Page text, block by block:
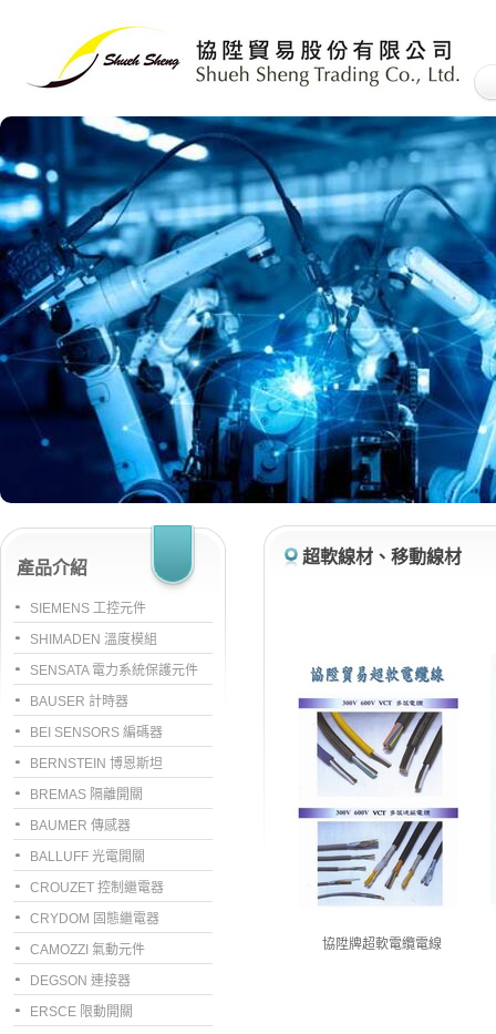
產品介紹
SIEMENS 工控元件
SHIMADEN 溫度模組
SENSATA 電力系統保護元件
BAUSER 計時器
BEI SENSORS 編碼器
BERNSTEIN 博恩斯坦
BREMAS 隔離開關
BAUMER 傳感器
BALLUFF 光電開關
CROUZET 控制繼電器
CRYDOM 固態繼電器
CAMOZZI 氣動元件
DEGSON 連接器
ERSCE 限動開關
超軟線材、移動線材
協陞牌超軟電纜電線